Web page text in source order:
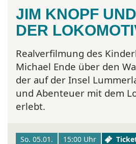
JIM KNOPF
DER
Realverfilmung des
Michael Ende über den
der auf der Insel
und Abenteuer mit dem
erlebt.
So. 05.01. 15:00 Uhr